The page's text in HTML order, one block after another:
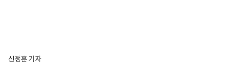
신정훈 기자